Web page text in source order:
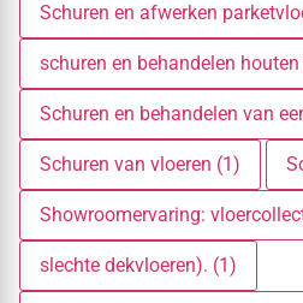
Schuren en afwerken
schuren en behandelen
Schuren en behandelen van
Schuren van vloeren (1)
Showroomervaring:
slechte dekvloeren). (1)